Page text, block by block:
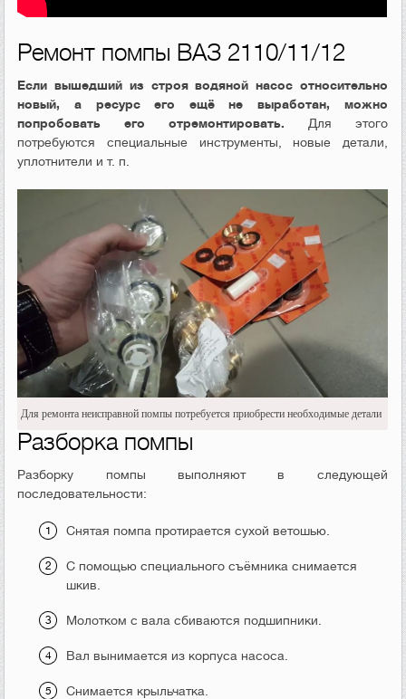
Ремонт помпы ВАЗ 2110/11/12
Если вышедший из строя водяной насос относительно
новый, а ресурс его ещё не выработан, можно
попробовать его отремонтировать. Для этого
потребуются специальные инструменты, новые детали,
уплотнители и т. п.
Для ремонта неисправной помпы потребуется приобрести необходимые детали
Разборка помпы
Разборку помпы выполняют в следующей
последовательности:
Снятая помпа протирается сухой ветошью.
С помощью специального съёмника снимается
шкив.
Молотком с вала сбиваются подшипники.
Вал вынимается из корпуса насоса.
Снимается крыльчатка.